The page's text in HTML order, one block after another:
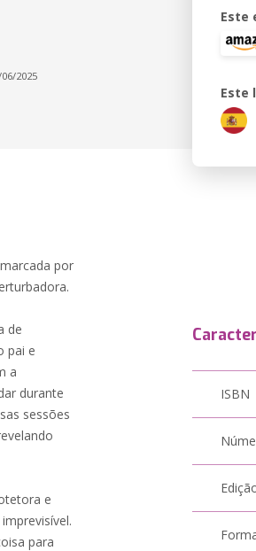
2025
Este
Este
por
de
pai e
a
durante
sessões
e
para
ISBN